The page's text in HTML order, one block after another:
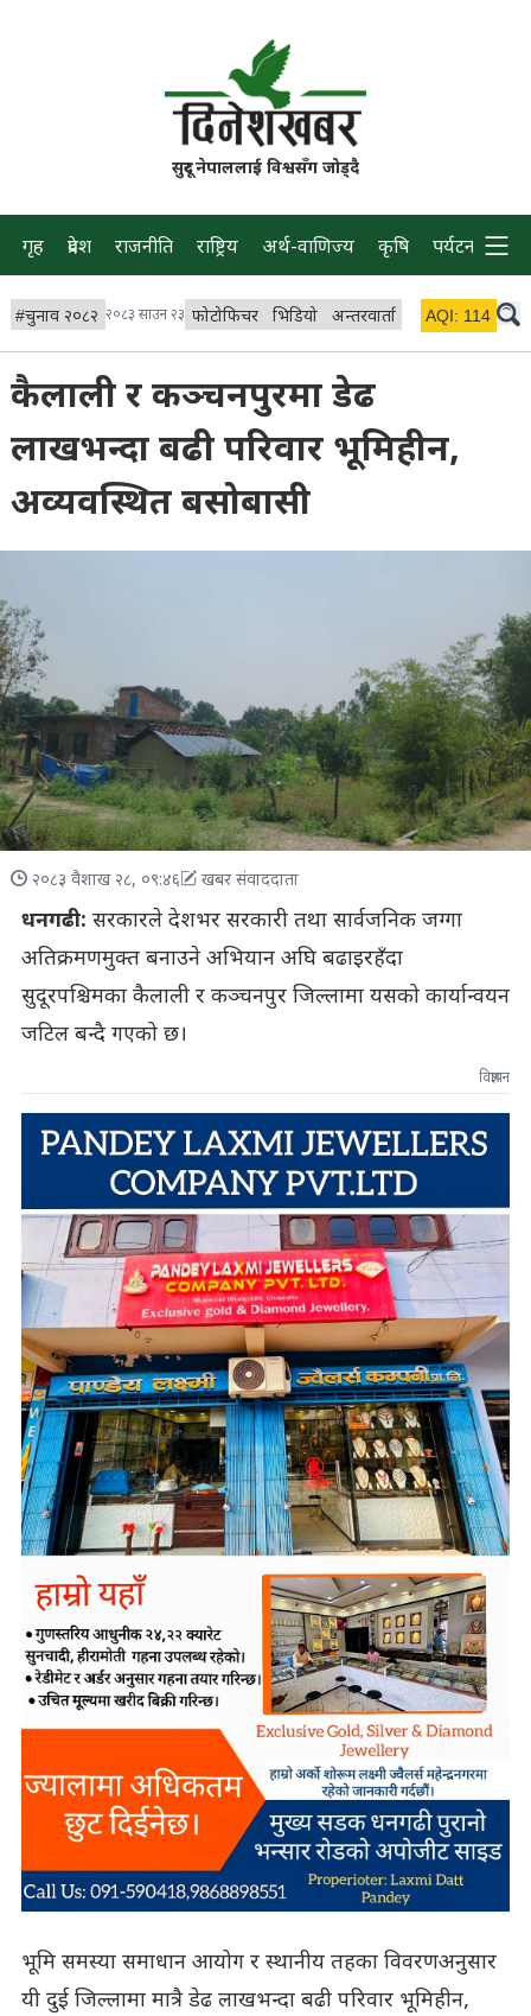
सुदूर नेपाललाई विश्वसँग जोड्दै
गृह प्रदेश राजनीति राष्ट्रिय अर्थ-वाणिज्य कृषि पर्यटन प्रवास
#चुनाव २०८२ २०८३ साउन २३ फोटोफिचर भिडियो अन्तरवार्ता विचार/ब्लग
AQI: 114
कैलाली र कञ्चनपुरमा डेढ
लाखभन्दा बढी परिवार भूमिहीन,
अव्यवस्थित बसोबासी
२०८३ वैशाख २८, ०९:४६ खबर संवाददाता
धनगढी: सरकारले देशभर सरकारी तथा सार्वजनिक जग्गा
अतिक्रमणमुक्त बनाउने अभियान अघि बढाइरहँदा
सुदूरपश्चिमका कैलाली र कञ्चनपुर जिल्लामा यसको कार्यान्वयन
जटिल बन्दै गएको छ।
विज्ञापन
भूमि समस्या समाधान आयोग र स्थानीय तहका विवरणअनुसार
यी दुई जिल्लामा मात्रै डेढ लाखभन्दा बढी परिवार भूमिहीन,